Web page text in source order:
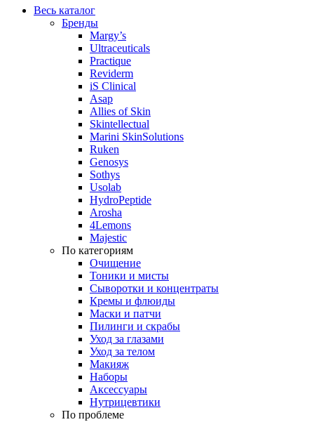
Весь каталог
Бренды
Margy’s
Ultraceuticals
Practique
Reviderm
iS Clinical
Asap
Allies of Skin
Skintellectual
Marini SkinSolutions
Ruken
Genosys
Sothys
Usolab
HydroPeptide
Arosha
4Lemons
Majestic
По категориям
Очищение
Тоники и мисты
Сыворотки и концентраты
Кремы и флюиды
Маски и патчи
Пилинги и скрабы
Уход за глазами
Уход за телом
Макияж
Наборы
Аксессуары
Нутрицевтики
По проблеме